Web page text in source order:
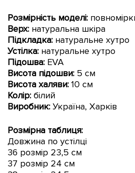
Розмірність моделі:
Верх: натуральна шкіра
Підкладка: натуральне хутро
Устілка: натуральне хутро
Підошва: EVA
Висота підошви: 5 см
Висота халяви: 10 см
Колір: білий
Виробник: Україна, Харків
Розмірна таблиця:
Довжина по устілці
36 розмір 23,5 см
37 розмір 24 см